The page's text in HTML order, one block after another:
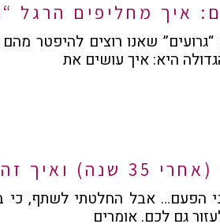
איך מחליפים הרגל
“גרועים” שאנו רוצים להיפטר
היא: איך עושים את
לעזור גם לך
הפעם… אבל החלטתי לשתף, כי
גם לכם. אומרים